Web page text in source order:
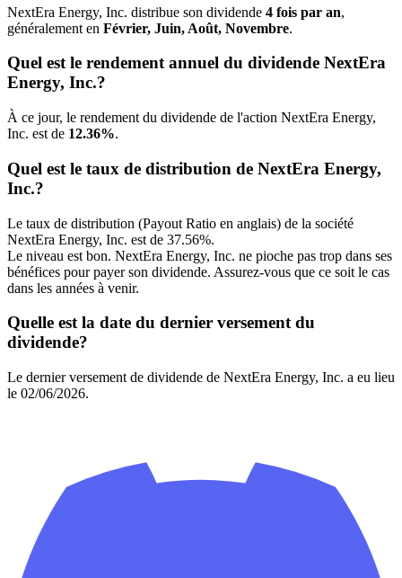
NextEra Energy, Inc. distribue son dividende 4 fois par an,
généralement en Février, Juin, Août, Novembre.
Quel est le rendement annuel du dividende NextEra
Energy, Inc.?
À ce jour, le rendement du dividende de l'action NextEra Energy,
Inc. est de 12.36%.
Quel est le taux de distribution de NextEra Energy,
Inc.?
Le taux de distribution (Payout Ratio en anglais) de la société
NextEra Energy, Inc. est de 37.56%.
Le niveau est bon. NextEra Energy, Inc. ne pioche pas trop dans ses
bénéfices pour payer son dividende. Assurez-vous que ce soit le cas
dans les années à venir.
Quelle est la date du dernier versement du
dividende?
Le dernier versement de dividende de NextEra Energy, Inc. a eu lieu
le 02/06/2026.